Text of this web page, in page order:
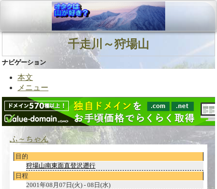
千走川～狩場山
ナビゲーション
本文
メニュー
ふ～ちゃん
目的
狩場山南東面直登沢遡行
日程
2001年08月07日(火) - 08日(水)